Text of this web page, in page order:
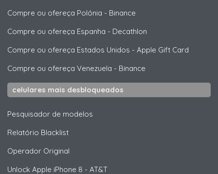
Compre ou ofereça Polónia - Binance
Compre ou ofereça Espanha - Decathlon
Compre ou ofereça Estados Unidos - Apple Gift Card
Compre ou ofereça Venezuela - Binance
celulares mais desbloqueados
Pesquisador de modelos
Relatório Blacklist
Operador Original
Unlock Apple iPhone 8 - AT&T